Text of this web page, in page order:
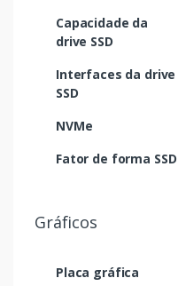
Capacidade da
drive SSD
Interfaces da drive
SSD
NVMe
Fator de forma SSD
Gráficos
Placa gráfica